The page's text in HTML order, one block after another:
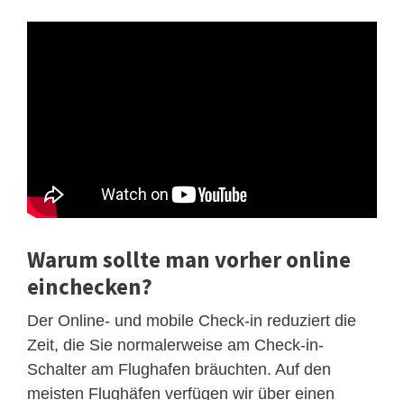
Warum sollte man vorher online
einchecken?
Der Online- und mobile Check-in reduziert die
Zeit, die Sie normalerweise am Check-in-
Schalter am Flughafen bräuchten. Auf den
meisten Flughäfen verfügen wir über einen